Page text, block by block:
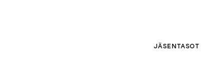
JÄSENTASOT